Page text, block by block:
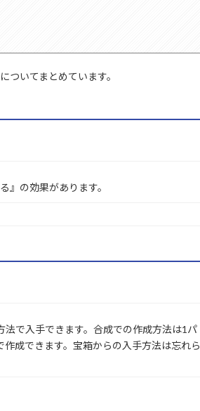
ついてまとめています。
』の効果があります。
で入手できます。合成での作成方法は1パ
作成できます。宝箱からの入手方法は忘れら